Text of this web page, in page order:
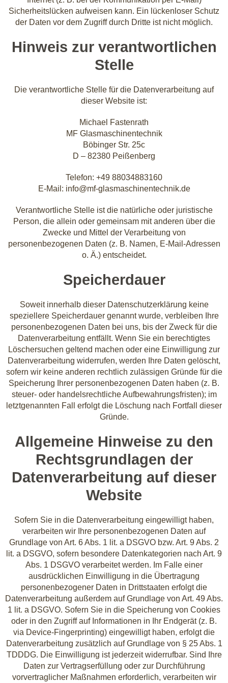
Sicherheitslücken aufweisen kann. Ein lückenloser Schutz
der Daten vor dem Zugriff durch Dritte ist nicht möglich.
Hinweis zur verantwortlichen
Stelle
Die verantwortliche Stelle für die Datenverarbeitung auf
dieser Website ist:
Michael Fastenrath
MF Glasmaschinentechnik
Böbinger Str. 25c
D – 82380 Peißenberg
Telefon: +49 88034883160
E-Mail: info@mf-glasmaschinentechnik.de
Verantwortliche Stelle ist die natürliche oder juristische
Person, die allein oder gemeinsam mit anderen über die
Zwecke und Mittel der Verarbeitung von
personenbezogenen Daten (z. B. Namen, E-Mail-Adressen
o. Ä.) entscheidet.
Speicherdauer
Soweit innerhalb dieser Datenschutzerklärung keine
speziellere Speicherdauer genannt wurde, verbleiben Ihre
personenbezogenen Daten bei uns, bis der Zweck für die
Datenverarbeitung entfällt. Wenn Sie ein berechtigtes
Löschersuchen geltend machen oder eine Einwilligung zur
Datenverarbeitung widerrufen, werden Ihre Daten gelöscht,
sofern wir keine anderen rechtlich zulässigen Gründe für die
Speicherung Ihrer personenbezogenen Daten haben (z. B.
steuer- oder handelsrechtliche Aufbewahrungsfristen); im
letztgenannten Fall erfolgt die Löschung nach Fortfall dieser
Gründe.
Allgemeine Hinweise zu den
Rechtsgrundlagen der
Datenverarbeitung auf dieser
Website
Sofern Sie in die Datenverarbeitung eingewilligt haben,
verarbeiten wir Ihre personenbezogenen Daten auf
Grundlage von Art. 6 Abs. 1 lit. a DSGVO bzw. Art. 9 Abs. 2
lit. a DSGVO, sofern besondere Datenkategorien nach Art. 9
Abs. 1 DSGVO verarbeitet werden. Im Falle einer
ausdrücklichen Einwilligung in die Übertragung
personenbezogener Daten in Drittstaaten erfolgt die
Datenverarbeitung außerdem auf Grundlage von Art. 49 Abs.
1 lit. a DSGVO. Sofern Sie in die Speicherung von Cookies
oder in den Zugriff auf Informationen in Ihr Endgerät (z. B.
via Device-Fingerprinting) eingewilligt haben, erfolgt die
Datenverarbeitung zusätzlich auf Grundlage von § 25 Abs. 1
TDDDG. Die Einwilligung ist jederzeit widerrufbar. Sind Ihre
Daten zur Vertragserfüllung oder zur Durchführung
vorvertraglicher Maßnahmen erforderlich, verarbeiten wir